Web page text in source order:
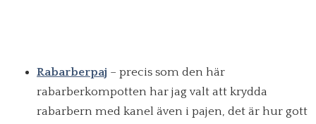
Rabarberpaj – precis som den här
rabarberkompotten har jag valt att krydda
rabarbern med kanel även i pajen, det är hur gott